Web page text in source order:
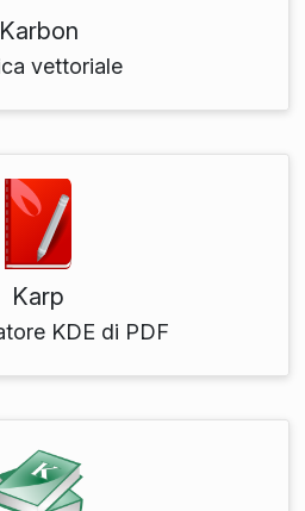
Karbon
vettoriale
Karp
KDE di PDF